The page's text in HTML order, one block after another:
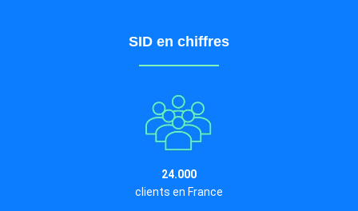
SID en chiffres
24.000
clients en France